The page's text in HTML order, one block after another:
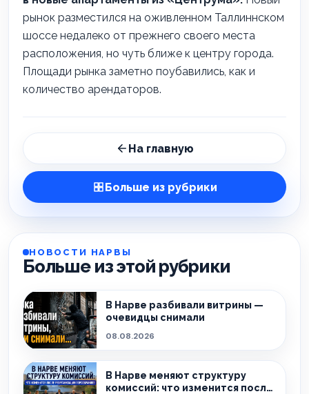
рынок разместился на оживленном Таллиннском
шоссе недалеко от прежнего своего места
расположения, но чуть ближе к центру города.
Площади рынка заметно поубавились, как и
количество арендаторов.
На главную
Больше из рубрики
НОВОСТИ НАРВЫ
Больше из этой рубрики
В Нарве разбивали витрины —
очевидцы снимали
08.08.2026
В Нарве меняют структуру
комиссий: что изменится после